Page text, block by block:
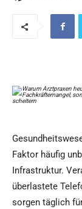
Faktor häufig
Infrastruktur.
überlastete
sorgen täglich